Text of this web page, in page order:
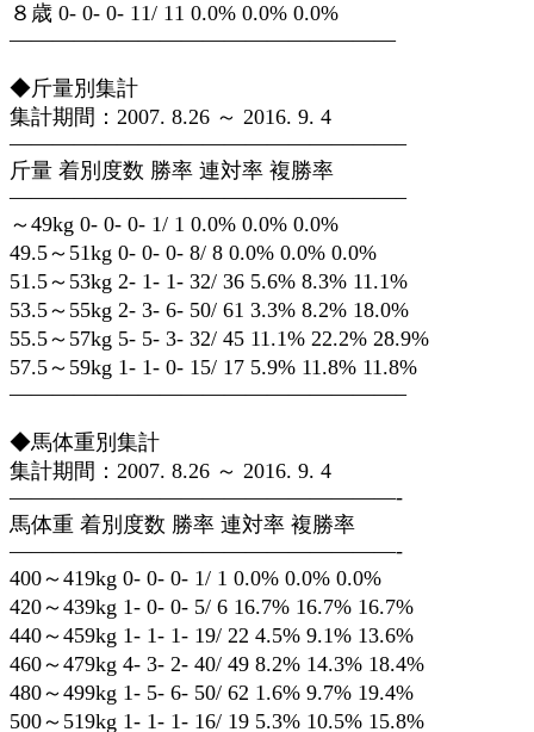
８歳 0- 0- 0- 11/ 11 0.0% 0.0% 0.0%
——————————————————
◆斤量別集計
集計期間：2007. 8.26 ～ 2016. 9. 4
——————————————————–
斤量 着別度数 勝率 連対率 複勝率
——————————————————–
～49kg 0- 0- 0- 1/ 1 0.0% 0.0% 0.0%
49.5～51kg 0- 0- 0- 8/ 8 0.0% 0.0% 0.0%
51.5～53kg 2- 1- 1- 32/ 36 5.6% 8.3% 11.1%
53.5～55kg 2- 3- 6- 50/ 61 3.3% 8.2% 18.0%
55.5～57kg 5- 5- 3- 32/ 45 11.1% 22.2% 28.9%
57.5～59kg 1- 1- 0- 15/ 17 5.9% 11.8% 11.8%
——————————————————–
◆馬体重別集計
集計期間：2007. 8.26 ～ 2016. 9. 4
——————————————————-
馬体重 着別度数 勝率 連対率 複勝率
——————————————————-
400～419kg 0- 0- 0- 1/ 1 0.0% 0.0% 0.0%
420～439kg 1- 0- 0- 5/ 6 16.7% 16.7% 16.7%
440～459kg 1- 1- 1- 19/ 22 4.5% 9.1% 13.6%
460～479kg 4- 3- 2- 40/ 49 8.2% 14.3% 18.4%
480～499kg 1- 5- 6- 50/ 62 1.6% 9.7% 19.4%
500～519kg 1- 1- 1- 16/ 19 5.3% 10.5% 15.8%